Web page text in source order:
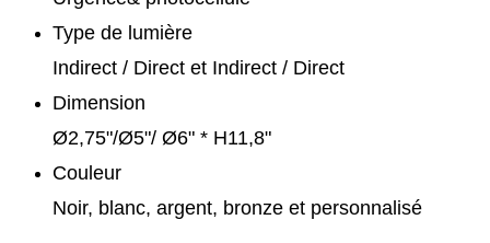
Type de lumière
Indirect / Direct et Indirect / Direct
Dimension
Ø2,75"/Ø5"/ Ø6" * H11,8"
Couleur
Noir, blanc, argent, bronze et personnalisé